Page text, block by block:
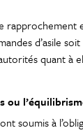
rapprochement
d’asile
quant à
ou
soumis à